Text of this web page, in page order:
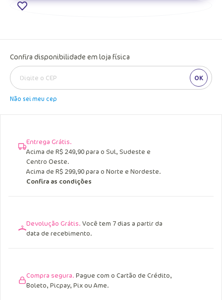
Confira disponibilidade em loja física
OK
Não sei meu cep
Entrega Grátis.
Acima de R$ 249,90 para o Sul, Sudeste e
Centro Oeste.
Acima de R$ 299,90 para o Norte e Nordeste.
Confira as condições
Devolução Grátis. Você tem 7 dias a partir da
data de recebimento.
Compra segura. Pague com o Cartão de Crédito,
Boleto, Picpay, Pix ou Ame.